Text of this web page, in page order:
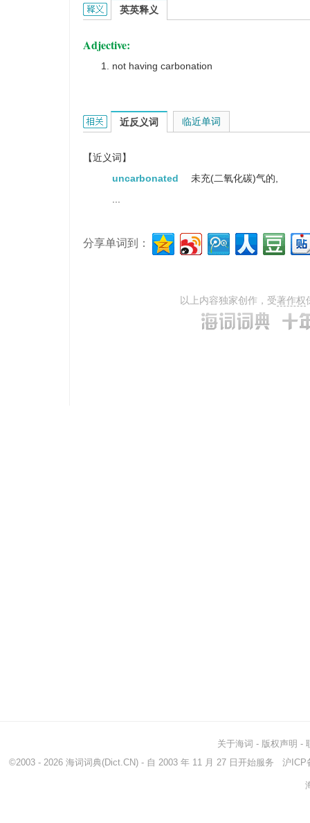
noncarbonated的英文翻译是什么意思，词典释义
英英释义
Adjective:
not having carbonation
noncarbonated的相关资料：
近反义词
【近义词】
uncarbonated
未充(二氧化碳)气的,
临近单词
分享单词到：
以上内容独家创作，受著作权
关于海词 - 版权声明 -
©2003 - 2026 海词词典(Dict.CN) - 自 2003 年 11 月 27 日开始服务 沪ICP